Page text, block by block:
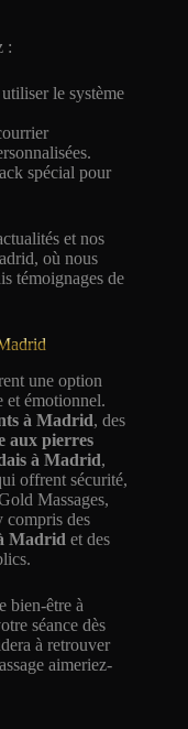
:
le système
spécial pour
et nos
où nous
témoignages de
une option
et émotionnel.
à Madrid, des
aux pierres
à Madrid,
offrent sécurité,
Massages,
compris des
Madrid et des
bien-être à
séance dès
à retrouver
aimeriez-